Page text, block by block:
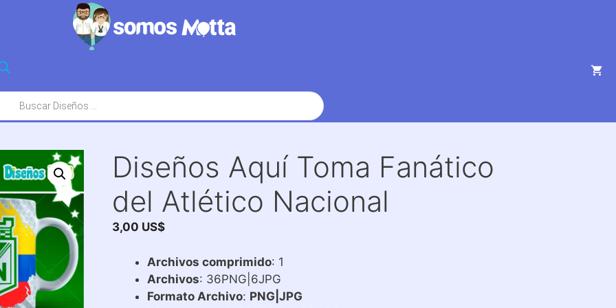
Diseños Aquí Toma Fanático
del Atlético Nacional
3,00 US$
Archivos comprimido: 1
Archivos: 36PNG|6JPG
Formato Archivo: PNG|JPG